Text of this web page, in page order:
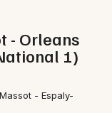
- Orleans
1)
- Espaly-